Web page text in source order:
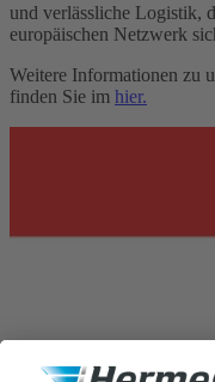
und verlässliche Logistik,
europäischen Netzwerk
Weitere Informationen zu
finden Sie im hier.